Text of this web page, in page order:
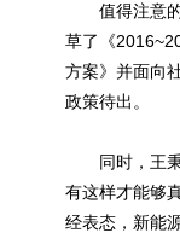
值得注意的
草了《
方案》并面向
政策待出。
同时，王秉
有这样才能够
经表态，新能